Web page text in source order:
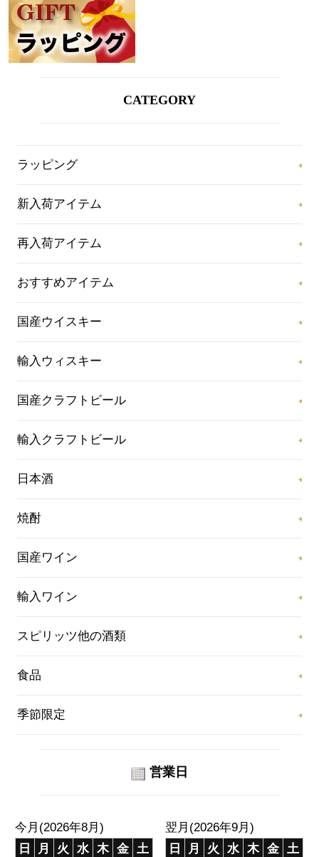
CATEGORY
ラッピング
新入荷アイテム
再入荷アイテム
おすすめアイテム
国産ウイスキー
輸入ウィスキー
国産クラフトビール
輸入クラフトビール
日本酒
焼酎
国産ワイン
輸入ワイン
スピリッツ他の酒類
食品
季節限定
営業日
今月(2026年8月)
日
月 火 水 木 金 土
翌月(2026年9月)
日
月 火 水 木 金
土